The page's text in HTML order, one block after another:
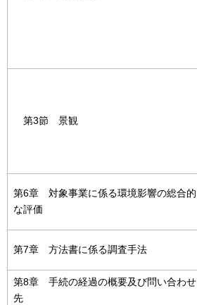
第3節 景観
第6章 対象事業に係る環境影響の総合的
な評価
第7章 方法書に係る調査手法
第8章 手続の経過の概要及び問い合わせ
先